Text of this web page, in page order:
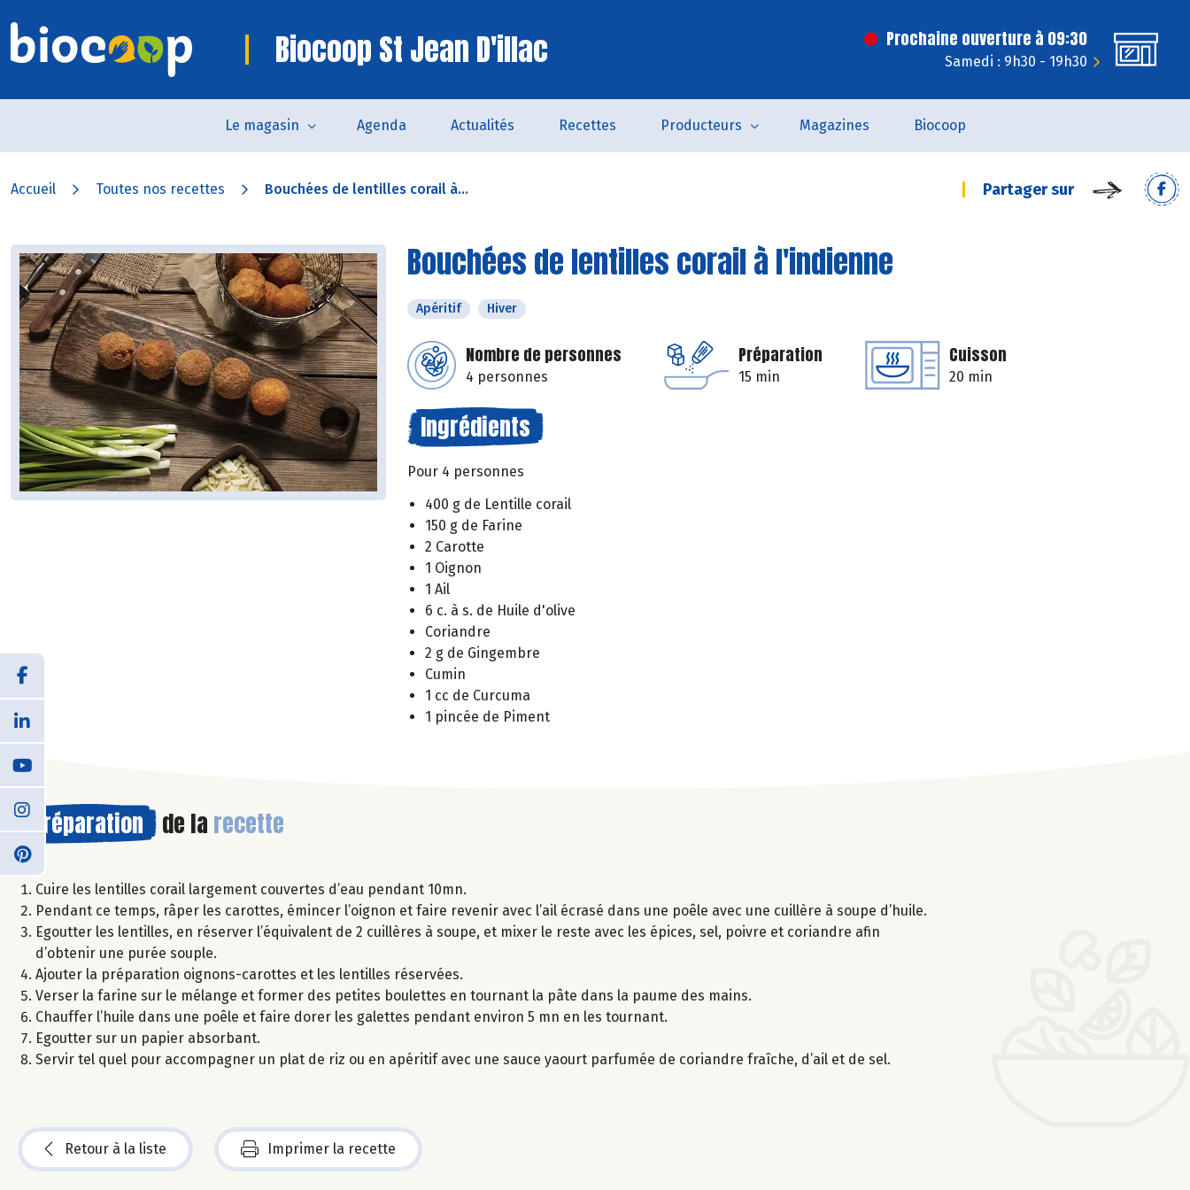
Biocoop St Jean D'illac Prochaine ouverture à 09:30
Samedi : 9h30 - 19h30
Le magasin Agenda Actualités Recettes Producteurs Magazines Biocoop
Accueil Toutes nos recettes Bouchées de lentilles corail à... Partager sur
Bouchées de lentilles corail à l'indienne
Apéritif Hiver
Nombre de personnes
4 personnes
Préparation
15 min
Cuisson
20 min
Ingrédients
Pour 4 personnes
400 g de Lentille corail
150 g de Farine
2 Carotte
1 Oignon
1 Ail
6 c. à s. de Huile d'olive
Coriandre
2 g de Gingembre
Cumin
1 cc de Curcuma
1 pincée de Piment
Préparation de la recette
Cuire les lentilles corail largement couvertes d’eau pendant 10mn.
Pendant ce temps, râper les carottes, émincer l’oignon et faire revenir avec l’ail écrasé dans une poêle avec une cuillère à soupe d’huile.
Egoutter les lentilles, en réserver l’équivalent de 2 cuillères à soupe, et mixer le reste avec les épices, sel, poivre et coriandre afin
d’obtenir une purée souple.
Ajouter la préparation oignons-carottes et les lentilles réservées.
Verser la farine sur le mélange et former des petites boulettes en tournant la pâte dans la paume des mains.
Chauffer l’huile dans une poêle et faire dorer les galettes pendant environ 5 mn en les tournant.
Egoutter sur un papier absorbant.
Servir tel quel pour accompagner un plat de riz ou en apéritif avec une sauce yaourt parfumée de coriandre fraîche, d’ail et de sel.
Retour à la liste Imprimer la recette